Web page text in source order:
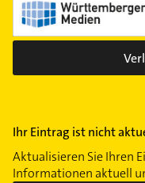
Ihr Eintrag ist nicht
Aktualisieren Sie Ihren
Informationen aktuell